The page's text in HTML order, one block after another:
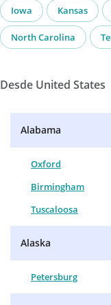
Iowa Kansas
North Carolina
Desde United States
Alabama
Oxford
Birmingham
Tuscaloosa
Alaska
Petersburg